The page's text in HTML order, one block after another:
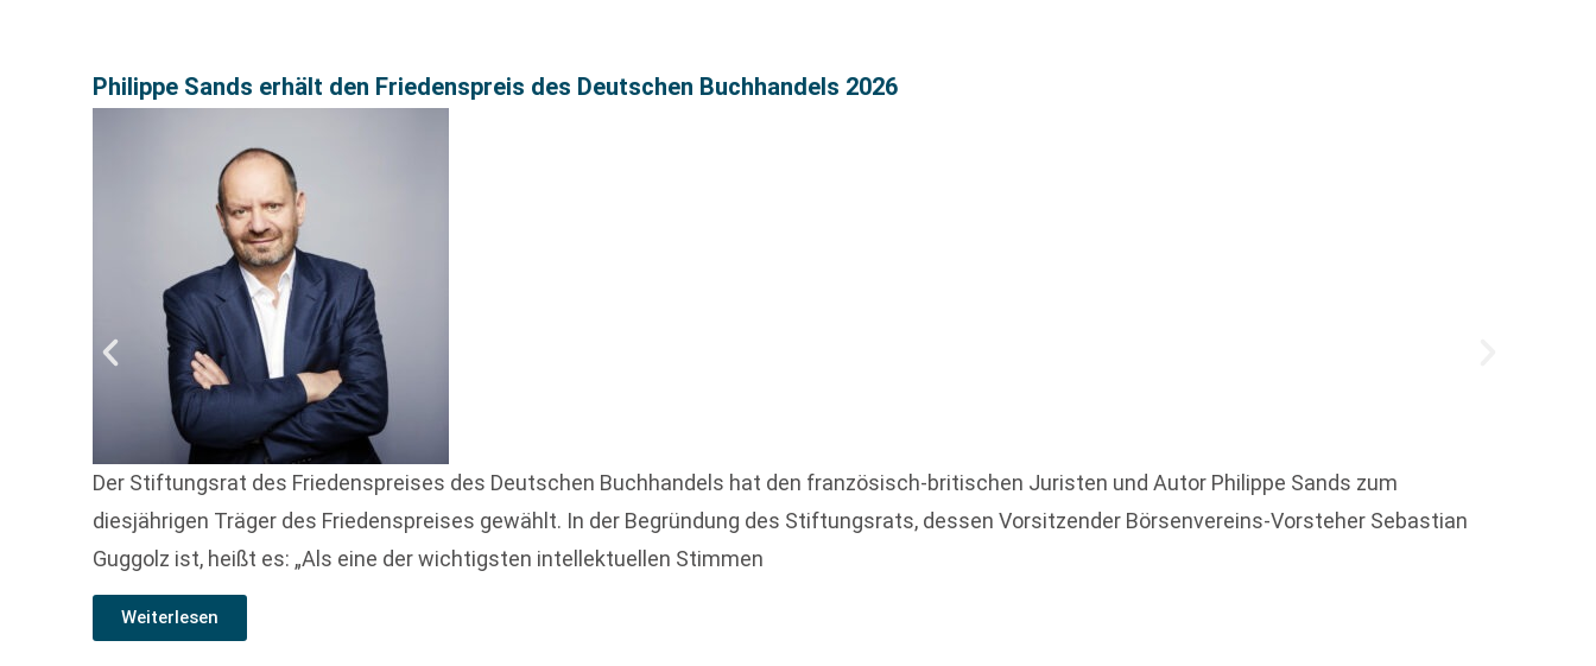
Philippe Sands erhält den Friedenspreis des Deutschen Buchhandels 2026
Der Stiftungsrat des Friedenspreises des Deutschen Buchhandels hat den französisch-britischen Juristen und Autor Philippe Sands zum
diesjährigen Träger des Friedenspreises gewählt. In der Begründung des Stiftungsrats, dessen Vorsitzender Börsenvereins-Vorsteher Sebastian
Guggolz ist, heißt es: „Als eine der wichtigsten intellektuellen Stimmen
Weiterlesen